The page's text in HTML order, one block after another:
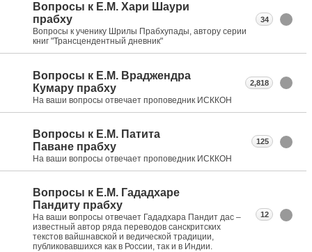
Вопросы к Е.М. Хари Шаури
прабху
Вопросы к ученику Шрилы Прабхупады, автору серии
книг "Трансцендентный дневник"
34
Вопросы к Е.М. Враджендра
Кумару прабху
На ваши вопросы отвечает проповедник ИСККОН
2,818
Вопросы к Е.М. Патита
Паване прабху
На ваши вопросы отвечает проповедник ИСККОН
125
Вопросы к Е.М. Гададхаре
Пандиту прабху
На ваши вопросы отвечает Гададхара Пандит дас –
известный автор ряда переводов санскритских
текстов вайшнавской и ведической традиции,
публиковавшихся как в России, так и в Индии.
12